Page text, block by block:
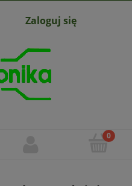
Zaloguj się